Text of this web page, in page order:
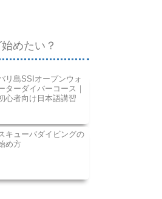
めたい？
リ島SSIオープンウォ
ターダイバーコース｜
心者向け日本語講習
キューバダイビングの
め方